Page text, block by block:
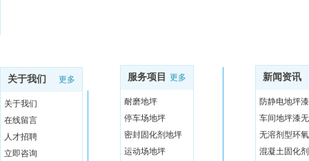
关于我们 更多
关于我们
在线留言
人才招聘
立即咨询
服务项目 更多
耐磨地坪
停车场地坪
密封固化剂地坪
运动场地坪
新闻资讯
防静电地坪
车间地坪漆
无溶剂型环
混凝土固化